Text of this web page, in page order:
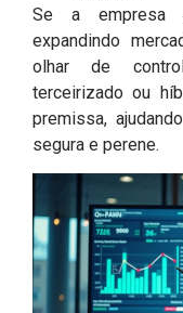
Se a empresa
expandindo
olhar de
terceirizado ou
premissa,
segura e perene.